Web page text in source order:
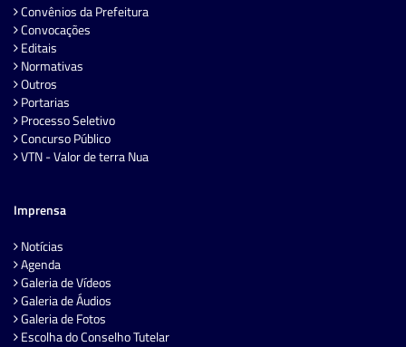
Convênios da Prefeitura
Convocações
Editais
Normativas
Outros
Portarias
Processo Seletivo
Concurso Público
VTN - Valor de terra Nua
Imprensa
Notícias
Agenda
Galeria de Vídeos
Galeria de Áudios
Galeria de Fotos
Escolha do Conselho Tutelar